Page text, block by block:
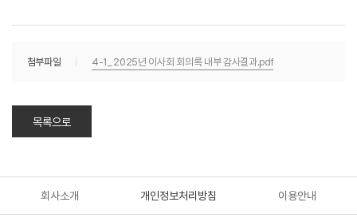
첨부파일 4-1_ 2025년 이사회 회의록 내부 감사결과.pdf
목록으로
회사소개 개인정보처리방침 이용안내